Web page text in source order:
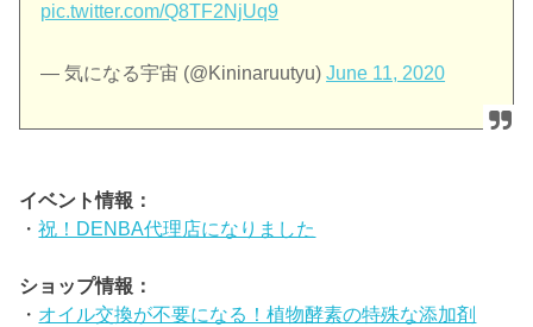
pic.twitter.com/Q8TF2NjUq9
— 気になる宇宙 (@Kininaruutyu)June 11, 2020
イベント情報：
・祝！DENBA代理店になりました
ショップ情報：
・ オイル交換が不要になる！植物酵素の特殊な添加剤